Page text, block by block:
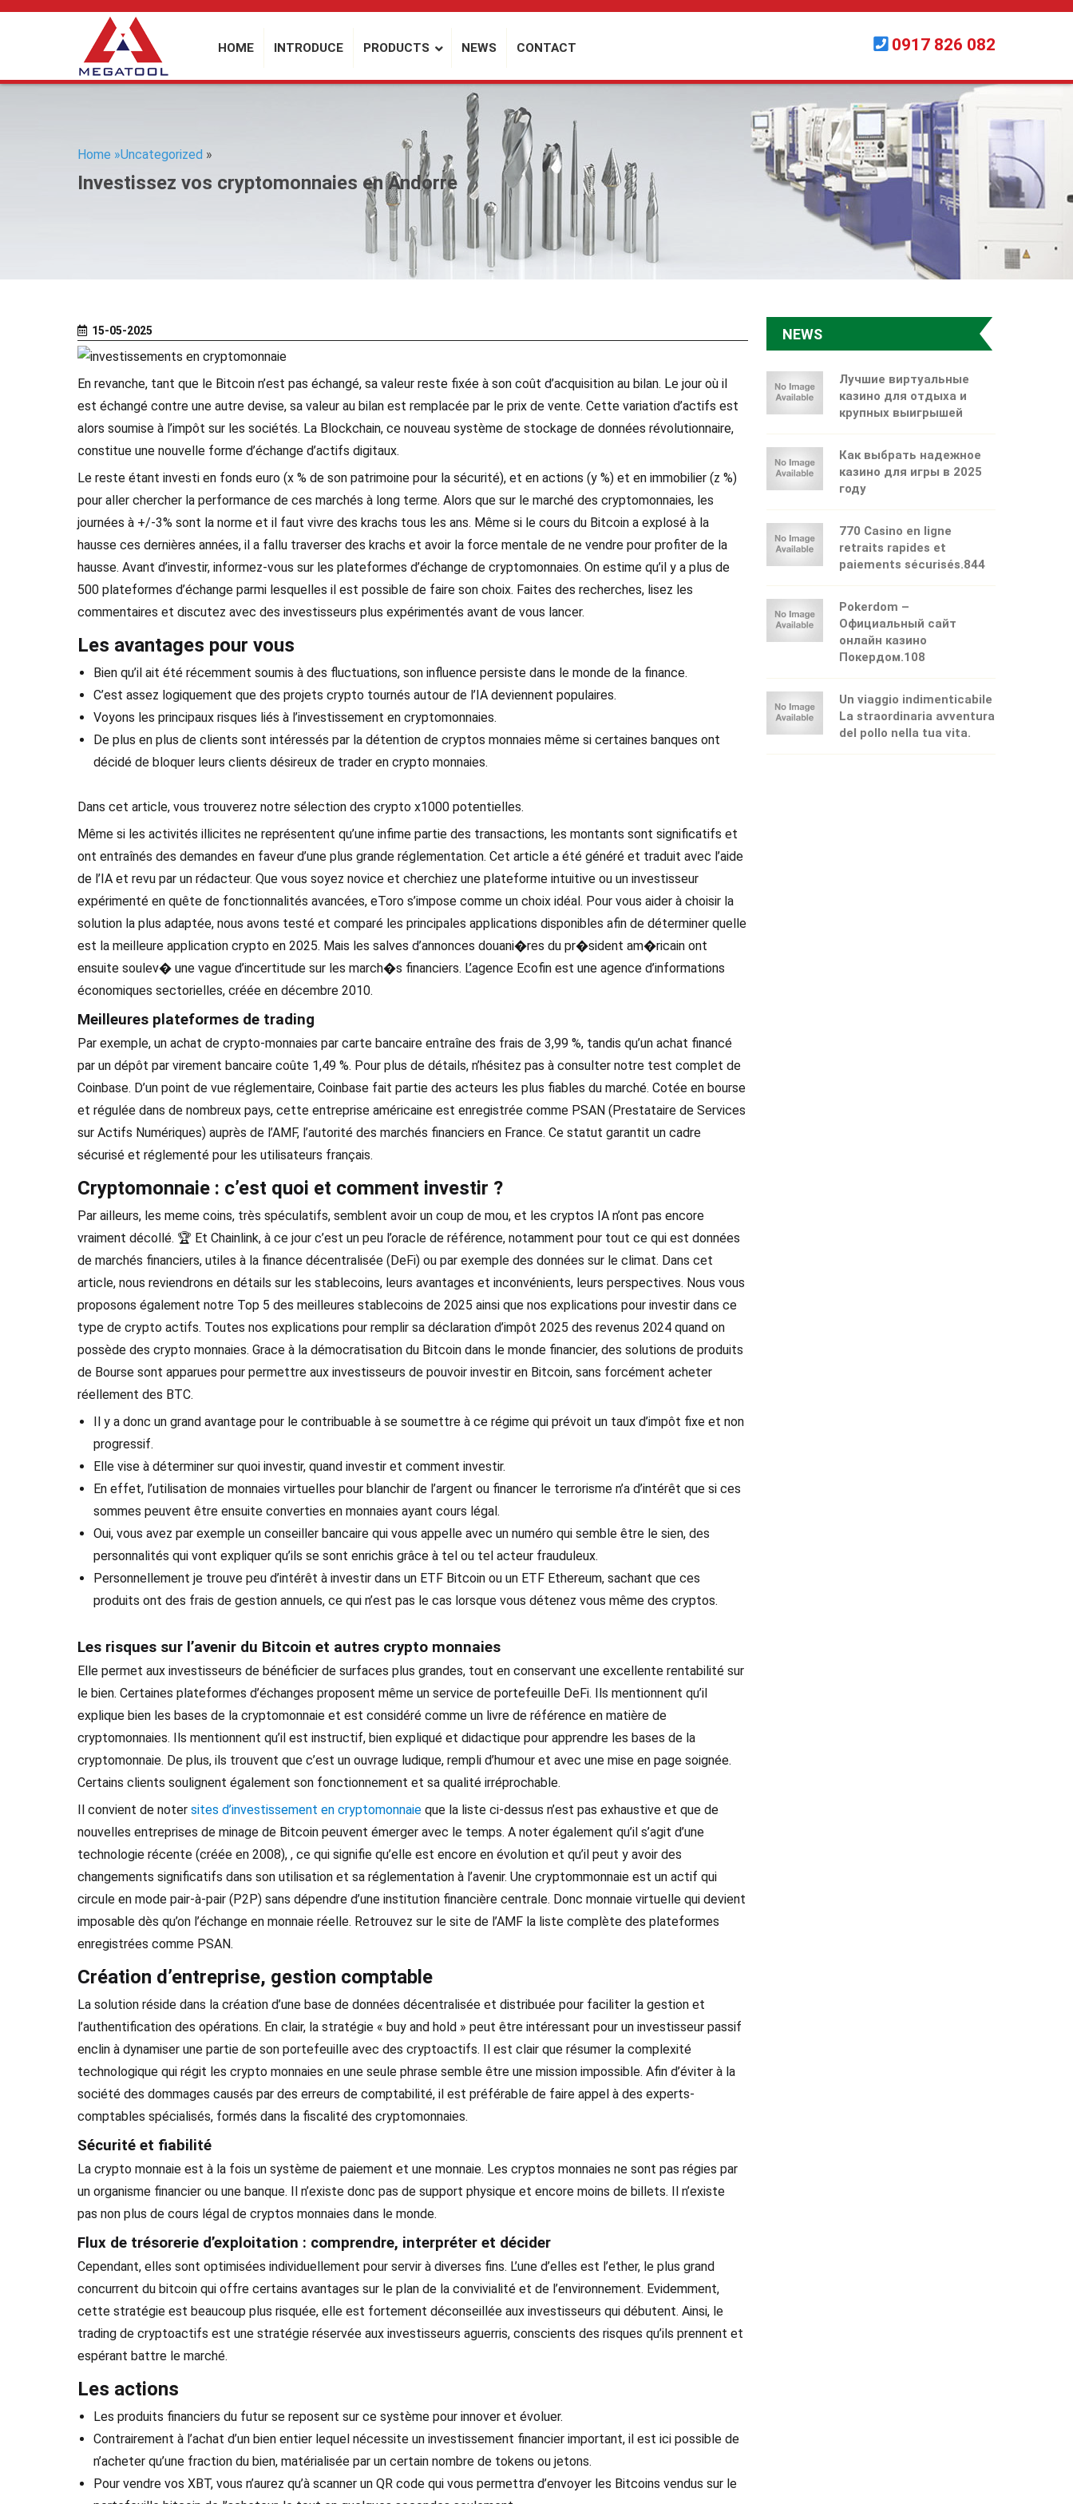
HOME INTRODUCE PRODUCTS NEWS CONTACT 0917 826 082
Home »Uncategorized »
Investissez vos cryptomonnaies en Andorre
15-05-2025
En revanche, tant que le Bitcoin n’est pas échangé, sa valeur reste fixée à son coût d’acquisition au bilan. Le jour où il
est échangé contre une autre devise, sa valeur au bilan est remplacée par le prix de vente. Cette variation d’actifs est
alors soumise à l’impôt sur les sociétés. La Blockchain, ce nouveau système de stockage de données révolutionnaire,
constitue une nouvelle forme d’échange d’actifs digitaux.
Le reste étant investi en fonds euro (x % de son patrimoine pour la sécurité), et en actions (y %) et en immobilier (z %)
pour aller chercher la performance de ces marchés à long terme. Alors que sur le marché des cryptomonnaies, les
journées à +/-3% sont la norme et il faut vivre des krachs tous les ans. Même si le cours du Bitcoin a explosé à la
hausse ces dernières années, il a fallu traverser des krachs et avoir la force mentale de ne vendre pour profiter de la
hausse. Avant d’investir, informez-vous sur les plateformes d’échange de cryptomonnaies. On estime qu’il y a plus de
500 plateformes d’échange parmi lesquelles il est possible de faire son choix. Faites des recherches, lisez les
commentaires et discutez avec des investisseurs plus expérimentés avant de vous lancer.
Les avantages pour vous
Bien qu’il ait été récemment soumis à des fluctuations, son influence persiste dans le monde de la finance.
C’est assez logiquement que des projets crypto tournés autour de l’IA deviennent populaires.
Voyons les principaux risques liés à l’investissement en cryptomonnaies.
De plus en plus de clients sont intéressés par la détention de cryptos monnaies même si certaines banques ont
décidé de bloquer leurs clients désireux de trader en crypto monnaies.
Dans cet article, vous trouverez notre sélection des crypto x1000 potentielles.
Même si les activités illicites ne représentent qu’une infime partie des transactions, les montants sont significatifs et
ont entraînés des demandes en faveur d’une plus grande réglementation. Cet article a été généré et traduit avec l’aide
de l’IA et revu par un rédacteur. Que vous soyez novice et cherchiez une plateforme intuitive ou un investisseur
expérimenté en quête de fonctionnalités avancées, eToro s’impose comme un choix idéal. Pour vous aider à choisir la
solution la plus adaptée, nous avons testé et comparé les principales applications disponibles afin de déterminer quelle
est la meilleure application crypto en 2025. Mais les salves d’annonces douani�res du pr�sident am�ricain ont
ensuite soulev� une vague d’incertitude sur les march�s financiers. L’agence Ecofin est une agence d’informations
économiques sectorielles, créée en décembre 2010.
Meilleures plateformes de trading
Par exemple, un achat de crypto-monnaies par carte bancaire entraîne des frais de 3,99 %, tandis qu’un achat financé
par un dépôt par virement bancaire coûte 1,49 %. Pour plus de détails, n’hésitez pas à consulter notre test complet de
Coinbase. D’un point de vue réglementaire, Coinbase fait partie des acteurs les plus fiables du marché. Cotée en bourse
et régulée dans de nombreux pays, cette entreprise américaine est enregistrée comme PSAN (Prestataire de Services
sur Actifs Numériques) auprès de l’AMF, l’autorité des marchés financiers en France. Ce statut garantit un cadre
sécurisé et réglementé pour les utilisateurs français.
Cryptomonnaie : c’est quoi et comment investir ?
Par ailleurs, les meme coins, très spéculatifs, semblent avoir un coup de mou, et les cryptos IA n’ont pas encore
vraiment décollé. 🏆 Et Chainlink, à ce jour c’est un peu l’oracle de référence, notamment pour tout ce qui est données
de marchés financiers, utiles à la finance décentralisée (DeFi) ou par exemple des données sur le climat. Dans cet
article, nous reviendrons en détails sur les stablecoins, leurs avantages et inconvénients, leurs perspectives. Nous vous
proposons également notre Top 5 des meilleures stablecoins de 2025 ainsi que nos explications pour investir dans ce
type de crypto actifs. Toutes nos explications pour remplir sa déclaration d’impôt 2025 des revenus 2024 quand on
possède des crypto monnaies. Grace à la démocratisation du Bitcoin dans le monde financier, des solutions de produits
de Bourse sont apparues pour permettre aux investisseurs de pouvoir investir en Bitcoin, sans forcément acheter
réellement des BTC.
Il y a donc un grand avantage pour le contribuable à se soumettre à ce régime qui prévoit un taux d’impôt fixe et non
progressif.
Elle vise à déterminer sur quoi investir, quand investir et comment investir.
En effet, l’utilisation de monnaies virtuelles pour blanchir de l’argent ou financer le terrorisme n’a d’intérêt que si ces
sommes peuvent être ensuite converties en monnaies ayant cours légal.
Oui, vous avez par exemple un conseiller bancaire qui vous appelle avec un numéro qui semble être le sien, des
personnalités qui vont expliquer qu’ils se sont enrichis grâce à tel ou tel acteur frauduleux.
Personnellement je trouve peu d’intérêt à investir dans un ETF Bitcoin ou un ETF Ethereum, sachant que ces
produits ont des frais de gestion annuels, ce qui n’est pas le cas lorsque vous détenez vous même des cryptos.
Les risques sur l’avenir du Bitcoin et autres crypto monnaies
Elle permet aux investisseurs de bénéficier de surfaces plus grandes, tout en conservant une excellente rentabilité sur
le bien. Certaines plateformes d’échanges proposent même un service de portefeuille DeFi. Ils mentionnent qu’il
explique bien les bases de la cryptomonnaie et est considéré comme un livre de référence en matière de
cryptomonnaies. Ils mentionnent qu’il est instructif, bien expliqué et didactique pour apprendre les bases de la
cryptomonnaie. De plus, ils trouvent que c’est un ouvrage ludique, rempli d’humour et avec une mise en page soignée.
Certains clients soulignent également son fonctionnement et sa qualité irréprochable.
Il convient de noter sites d’investissement en cryptomonnaie que la liste ci-dessus n’est pas exhaustive et que de
nouvelles entreprises de minage de Bitcoin peuvent émerger avec le temps. A noter également qu’il s’agit d’une
technologie récente (créée en 2008), , ce qui signifie qu’elle est encore en évolution et qu’il peut y avoir des
changements significatifs dans son utilisation et sa réglementation à l’avenir. Une cryptommonnaie est un actif qui
circule en mode pair-à-pair (P2P) sans dépendre d’une institution financière centrale. Donc monnaie virtuelle qui devient
imposable dès qu’on l’échange en monnaie réelle. Retrouvez sur le site de l’AMF la liste complète des plateformes
enregistrées comme PSAN.
Création d’entreprise, gestion comptable
La solution réside dans la création d’une base de données décentralisée et distribuée pour faciliter la gestion et
l’authentification des opérations. En clair, la stratégie « buy and hold » peut être intéressant pour un investisseur passif
enclin à dynamiser une partie de son portefeuille avec des cryptoactifs. Il est clair que résumer la complexité
technologique qui régit les crypto monnaies en une seule phrase semble être une mission impossible. Afin d’éviter à la
société des dommages causés par des erreurs de comptabilité, il est préférable de faire appel à des experts-
comptables spécialisés, formés dans la fiscalité des cryptomonnaies.
Sécurité et fiabilité
La crypto monnaie est à la fois un système de paiement et une monnaie. Les cryptos monnaies ne sont pas régies par
un organisme financier ou une banque. Il n’existe donc pas de support physique et encore moins de billets. Il n’existe
pas non plus de cours légal de cryptos monnaies dans le monde.
Flux de trésorerie d’exploitation : comprendre, interpréter et décider
Cependant, elles sont optimisées individuellement pour servir à diverses fins. L’une d’elles est l’ether, le plus grand
concurrent du bitcoin qui offre certains avantages sur le plan de la convivialité et de l’environnement. Evidemment,
cette stratégie est beaucoup plus risquée, elle est fortement déconseillée aux investisseurs qui débutent. Ainsi, le
trading de cryptoactifs est une stratégie réservée aux investisseurs aguerris, conscients des risques qu’ils prennent et
espérant battre le marché.
Les actions
Les produits financiers du futur se reposent sur ce système pour innover et évoluer.
Contrairement à l’achat d’un bien entier lequel nécessite un investissement financier important, il est ici possible de
n’acheter qu’une fraction du bien, matérialisée par un certain nombre de tokens ou jetons.
Pour vendre vos XBT, vous n’aurez qu’à scanner un QR code qui vous permettra d’envoyer les Bitcoins vendus sur le
NEWS
Лучшие виртуальные
казино для отдыха и
крупных выигрышей
Как выбрать надежное
казино для игры в 2025
году
770 Casino en ligne
retraits rapides et
paiements sécurisés.844
Pokerdom –
Официальный сайт
онлайн казино
Покердом.108
Un viaggio indimenticabile
La straordinaria avventura
del pollo nella tua vita.